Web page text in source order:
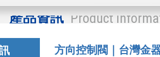
產品資訊 Product
方向控制閥｜台灣金